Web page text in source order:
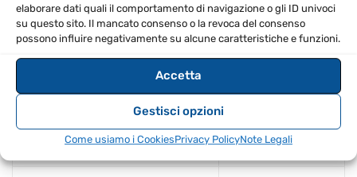
elaborare dati quali il comportamento di navigazione o gli ID univoci
su questo sito. Il mancato consenso o la revoca del consenso
possono influire negativamente su alcune caratteristiche e funzioni.
Accetta
Gestisci opzioni
Come usiamo i CookiesPrivacy PolicyNote Legali
Gancio per microfono
Staffa di montaggio
DSC Class A